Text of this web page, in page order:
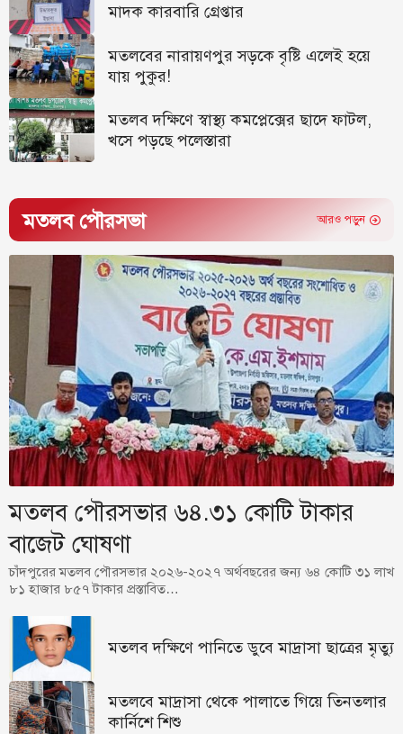
মাদক কারবারি গ্রেপ্তার
মতলবের নারায়ণপুর সড়কে বৃষ্টি এলেই হয়ে
যায় পুকুর!
মতলব দক্ষিণে স্বাস্থ্য কমপ্লেক্সের ছাদে ফাটল,
খসে পড়ছে পলেস্তারা
মতলব পৌরসভা আরও পড়ুন
মতলব পৌরসভার ৬৪.৩১ কোটি টাকার
বাজেট ঘোষণা
চাঁদপুরের মতলব পৌরসভার ২০২৬-২০২৭ অর্থবছরের জন্য ৬৪ কোটি ৩১ লাখ
৮১ হাজার ৮৫৭ টাকার প্রস্তাবিত…
মতলব দক্ষিণে পানিতে ডুবে মাদ্রাসা ছাত্রের মৃত্যু
মতলবে মাদ্রাসা থেকে পালাতে গিয়ে তিনতলার
কার্নিশে শিশু